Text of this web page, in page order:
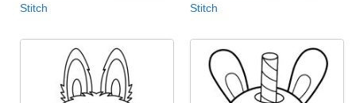
Stitch
Stitch